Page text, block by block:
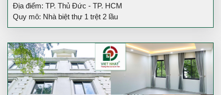
Địa điểm: TP. Thủ Đức - TP. HCM
Quy mô: Nhà biệt thự 1 trệt 2 lầu